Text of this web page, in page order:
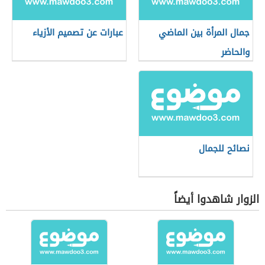
جمال المرأة بين الماضي
والحاضر
عبارات عن تصميم الأزياء
نصائح للجمال
الزوار شاهدوا أيضاً